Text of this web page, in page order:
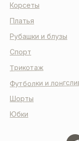
Корсеты
Платья
Шорты
Спорт
Рубашки и блузы
Трикотаж
Футболки и
Юбки